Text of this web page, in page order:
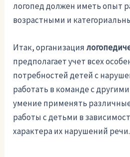
логопед должен иметь опыт
возрастными и
Итак, организация
предполагает учет всех
потребностей детей с
работать в команде с
умение применять
работы с детьми в
характера их нарушений речи.